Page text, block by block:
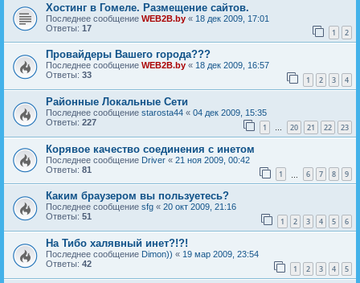
Хостинг в Гомеле. Размещение сайтов.
Последнее сообщение WEB2B.by « 18 дек 2009, 17:01
Ответы: 17 1 2
Провайдеры Вашего города???
Последнее сообщение WEB2B.by « 18 дек 2009, 16:57
Ответы: 33 1 2 3 4
Районные Локальные Сети
Последнее сообщение starosta44 « 04 дек 2009, 15:35
Ответы: 227 1 … 20 21 22 23
Корявое качество соединения с инетом
Последнее сообщение Driver « 21 ноя 2009, 00:42
Ответы: 81 1 6 7 8 9
Каким браузером вы пользуетесь?
Последнее сообщение sfg « 20 окт 2009, 21:16
Ответы: 51 1 2 3 4 5 6
На Тибо халявный инет?!?!
Последнее сообщение Dimon)) « 19 мар 2009, 23:54
Ответы: 42 1 2 3 4 5